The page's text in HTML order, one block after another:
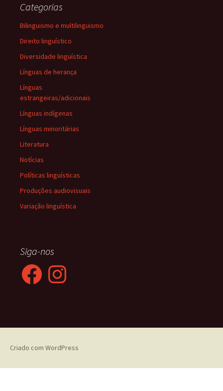
Categorias
Bilinguismo e multilinguismo
Direito linguístico
Diversidade linguística
Línguas de herança
Línguas
estrangeiras/adicionais
Línguas indígenas
Línguas minoritárias
Literatura
Notícias
Políticas linguísticas
Produções audiovisuais
Variação linguística
Siga-nos
FacebookInstagram
Criado com WordPress